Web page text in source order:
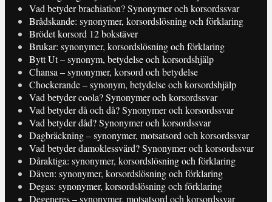
Vad betyder brachiation? Synonymer och korsordssvar
Brådskande: synonymer, korsordslösning och förklaring
Brödet korsord 12 bokstäver
Brukar: synonymer, korsordslösning och förklaring
Bytt Ut – synonym, betydelse och korsordshjälp
Chansa – synonymer, korsord och betydelse
Chockerande – synonym, betydelse och korsordshjälp
Vad betyder coola? Synonymer och korsordssvar
Vad betyder då och då? Synonymer och korsordssvar
Vad betyder dåd? Synonymer och korsordssvar
Dagbräckning – synonymer, motsatsord och korsordssvar
Vad betyder damoklessvärd? Synonymer och korsordssvar
Dåraktiga: synonymer, korsordslösning och förklaring
Däven: synonymer, korsordslösning och förklaring
Degas: synonymer, korsordslösning och förklaring
Degeneres – synonymer, motsatsord och korsordssvar